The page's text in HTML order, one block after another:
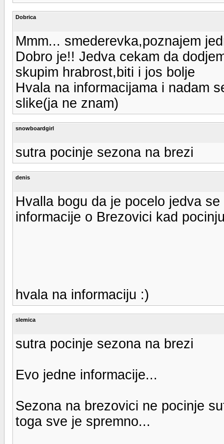
Dobrica
Mmm... smederevka,poznajem
Dobro je!! Jedva cekam da
skupim hrabrost,biti i jos bolje
Hvala na informacijama i nadam
slike(ja ne znam)
snowboardgirl
sutra pocinje sezona na brezi
denis
Hvalla bogu da je pocelo jedva
informacije o Brezovici kad
hvala na informaciju :)
slemica
sutra pocinje sezona na brezi
Evo jedne informacije...
Sezona na brezovici ne pocinje
toga sve je spremno...